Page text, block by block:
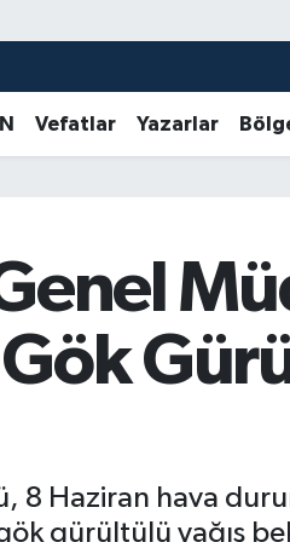
Vefatlar Yazarlar
Haziran hava
gürültülü yağış